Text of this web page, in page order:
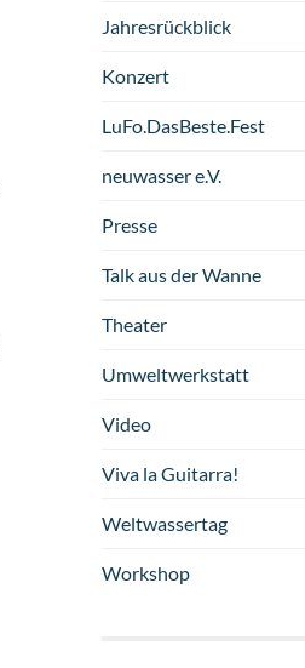
Jahresrückblick
Konzert
LuFo.DasBeste.Fest
neuwasser e.V.
Presse
Talk aus der Wanne
Theater
Umweltwerkstatt
Video
Viva la Guitarra!
Weltwassertag
Workshop